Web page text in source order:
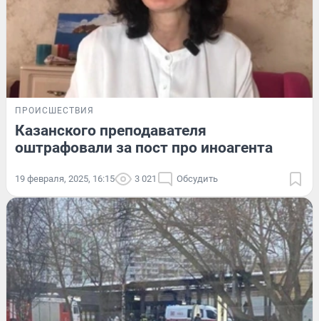
ПРОИСШЕСТВИЯ
Казанского преподавателя
оштрафовали за пост про иноагента
19 февраля, 2025, 16:15 3 021 Обсудить